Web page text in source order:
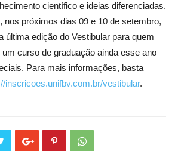
científico e ideias diferenciadas.
nos próximos dias 09 e 10 de setembro,
última edição do Vestibular para quem
curso de graduação ainda esse ano
Para mais informações, basta
inscricoes.unifbv.com.br/vestibular.